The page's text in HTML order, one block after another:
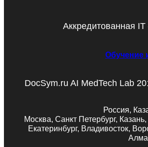
Аккредитованная
Обучение
DocSym.ru AI MedTech Lab
Россия,
Москва, Санкт Петербург,
Екатеринбург, Владивосток,